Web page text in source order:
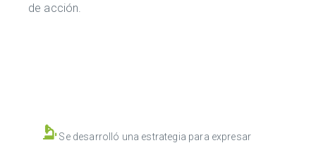
de acción.
Se desarrolló una estrategia para expresar